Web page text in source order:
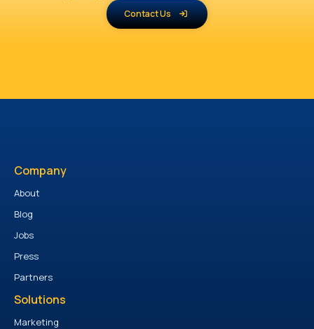
Contact Us
Company
About
Blog
Jobs
Press
Partners
Solutions
Marketing